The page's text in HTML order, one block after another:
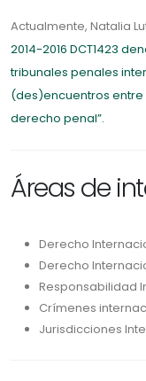
Actualmente, Natalia
2014-2016 DCT1423
tribunales penales
(des)encuentros
derecho penal”.
Áreas de
Derecho
Derecho
Responsabilidad
Crímenes
Jurisdicciones